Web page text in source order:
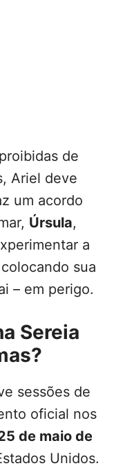
de
Ariel deve
um acordo
Úrsula,
a
sua
– em perigo.
Sereia
sessões de
oficial nos
de maio de
Unidos.